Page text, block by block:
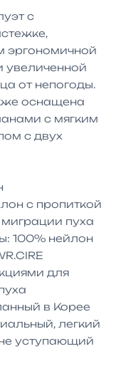
с
эргономичной
от непогоды.
оснащена
с мягким
с двух
с пропиткой
пуха
100% нейлон
для
в Корее
легкий
не уступающий